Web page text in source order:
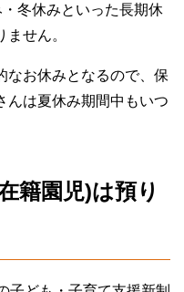
冬休みといった長期休
せん。
なお休みとなるので、保
んは夏休み期間中もいつ
籍園児)は預り